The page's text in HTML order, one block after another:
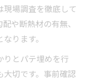
知恵と実践法
日常管理術
換タイミングとは
場調査を徹底して
や断熱材の有無、
ります。
りとパテ埋めを行
大切です。事前確認